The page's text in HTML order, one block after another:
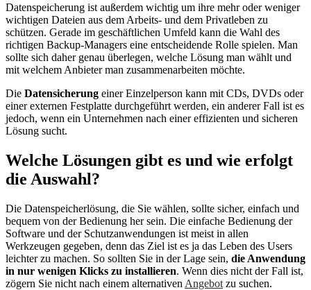
Datenspeicherung ist außerdem wichtig um ihre mehr oder weniger
wichtigen Dateien aus dem Arbeits- und dem Privatleben zu
schützen. Gerade im geschäftlichen Umfeld kann die Wahl des
richtigen Backup-Managers eine entscheidende Rolle spielen. Man
sollte sich daher genau überlegen, welche Lösung man wählt und
mit welchem Anbieter man zusammenarbeiten möchte.
Die Datensicherung einer Einzelperson kann mit CDs, DVDs oder
einer externen Festplatte durchgeführt werden, ein anderer Fall ist es
jedoch, wenn ein Unternehmen nach einer effizienten und sicheren
Lösung sucht.
Welche Lösungen gibt es und wie erfolgt
die Auswahl?
Die Datenspeicherlösung, die Sie wählen, sollte sicher, einfach und
bequem von der Bedienung her sein. Die einfache Bedienung der
Software und der Schutzanwendungen ist meist in allen
Werkzeugen gegeben, denn das Ziel ist es ja das Leben des Users
leichter zu machen. So sollten Sie in der Lage sein, die Anwendung
in nur wenigen Klicks zu installieren. Wenn dies nicht der Fall ist,
zögern Sie nicht nach einem alternativen Angebot zu suchen.